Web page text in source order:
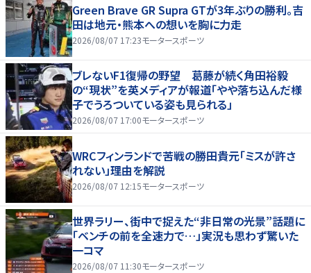
Green Brave GR Supra GTが3年ぶりの勝利。吉
田は地元・熊本への想いを胸に力走
2026/08/07 17:23モータースポーツ
ブレないF1復帰の野望 葛藤が続く角田裕毅
の“現状”を英メディアが報道「やや落ち込んだ様
子でうろついている姿も見られる」
2026/08/07 17:00モータースポーツ
WRCフィンランドで苦戦の勝田貴元「ミスが許さ
れない」理由を解説
2026/08/07 12:15モータースポーツ
世界ラリー、街中で捉えた“非日常の光景”話題に
「ベンチの前を全速力で…」実況も思わず驚いた
一コマ
2026/08/07 11:30モータースポーツ